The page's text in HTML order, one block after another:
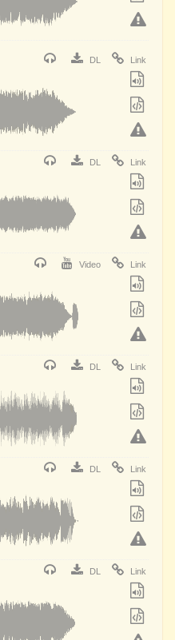
DL Link
DL Link
Video Link
DL Link
DL Link
DL Link